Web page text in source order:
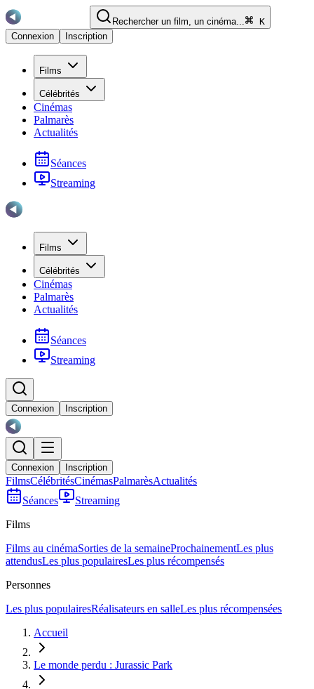
Rechercher un film, un cinéma...
K
Connexion
Inscription
Films
Célébrités
Cinémas
Palmarès
Actualités
Séances
Streaming
Films
Célébrités
Cinémas
Palmarès
Actualités
Séances
Streaming
Connexion Inscription
Connexion Inscription
FilmsCélébritésCinémasPalmarèsActualités
Séances
Streaming
Films
Films au cinémaSorties de la semaineProchainementLes plus
attendusLes plus populairesLes plus récompensés
Personnes
Les plus populairesRéalisateurs en salleLes plus récompensées
Accueil
Le monde perdu : Jurassic Park